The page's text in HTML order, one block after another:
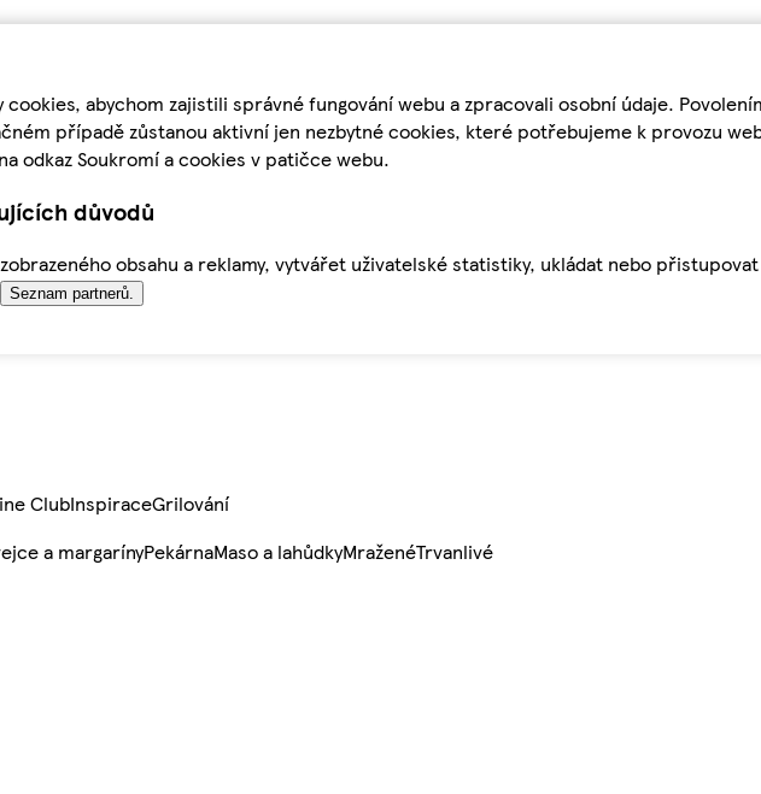
abychom zajistili správné fungování webu a zpracovali osobní údaje.
případě zůstanou aktivní jen nezbytné cookies, které potřebujeme k provozu
odkaz Soukromí a cookies v patičce webu.
důvodů
obsahu a reklamy, vytvářet uživatelské statistiky, ukládat nebo
Seznam partnerů.
ClubInspiraceGrilování
a margarínyPekárnaMaso a lahůdkyMraženéTrvanlivé